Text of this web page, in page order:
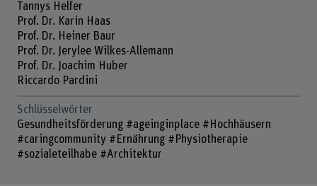
Tannys Helfer
Prof. Dr. Karin Haas
Prof. Dr. Heiner Baur
Prof. Dr. Jerylee Wilkes-Allemann
Prof. Dr. Joachim Huber
Riccardo Pardini
Schlüsselwörter
Gesundheitsförderung #ageinginplace #Hochhäusern
#caringcommunity #Ernährung #Physiotherapie
#sozialeteilhabe #Architektur